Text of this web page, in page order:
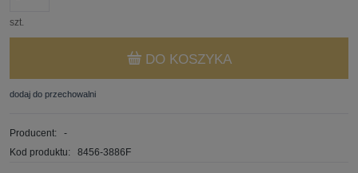
szt.
DO KOSZYKA
dodaj do przechowalni
Producent:
-
Kod produktu:
8456-3886F